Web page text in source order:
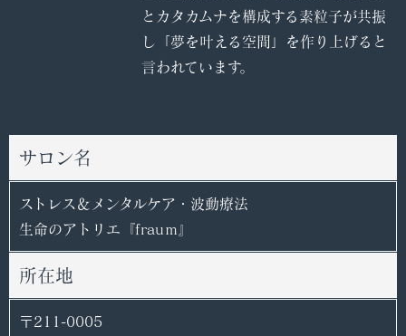
とカタカムナを構成する素粒子が共振
し「夢を叶える空間」を作り上げると
言われています。
サロン名
ストレス＆メンタルケア・波動療法
生命のアトリエ『frauｍ』
所在地
〒211-0005